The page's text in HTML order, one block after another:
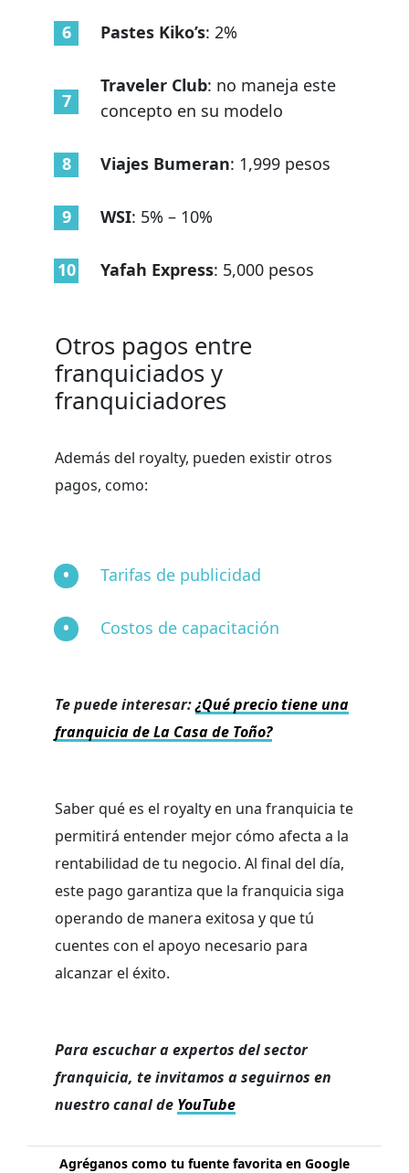
Pastes Kiko’s: 2%
Traveler Club: no maneja este
concepto en su modelo
Viajes Bumeran: 1,999 pesos
WSI: 5% – 10%
Yafah Express: 5,000 pesos
Otros pagos entre
franquiciados y
franquiciadores
Además del royalty, pueden existir otros
pagos, como:
Tarifas de publicidad
Costos de capacitación
Te puede interesar:¿Qué precio tiene una
franquicia de La Casa de Toño?
Saber qué es el royalty en una franquicia te
permitirá entender mejor cómo afecta a la
rentabilidad de tu negocio. Al final del día,
este pago garantiza que la franquicia siga
operando de manera exitosa y que tú
cuentes con el apoyo necesario para
alcanzar el éxito.
Para escuchar a expertos del sector
franquicia, te invitamos a seguirnos en
nuestro canal de YouTube
Agréganos como tu fuente favorita en Google